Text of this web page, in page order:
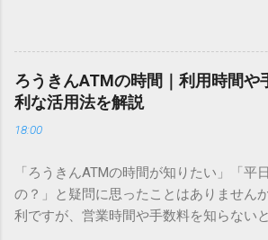
は、JIS規格（日本産業規格）によって
準」といった形で整理されています。し
使われる非常に古い漢字（旧字）や、特
れた「外字」は、この一般的な変換リス
ン上のすべての文字には、いわば「住所
り振られています。変換候補に出ない文
（コード）を直接指定すれば、確実に呼
のです。 2. Windows標準機能！文字コー
ことに申し訳なさを感じたりすることも
ん。 「もっとスムーズに、自分のタイミ
い」 「わざわざ電話をかけずに、スマホ
い」 そんな願いを叶えてくれるのが、佐
ビス「スマートクラブ」と、LINEや公式
これらを活用するだけで、再配達のスト
受け取り術と、連携による具体的なメリ
す。 佐川急便の再配達が劇的に変わる「
は？ まず押さえておきたいのが、佐川急
ろうきんATMの時間｜利用時間や
利な活用法を解説
18:00
「ろうきんATMの時間が知りたい」「平
の？」と疑問に思ったことはありません
利ですが、営業時間や手数料を知らない